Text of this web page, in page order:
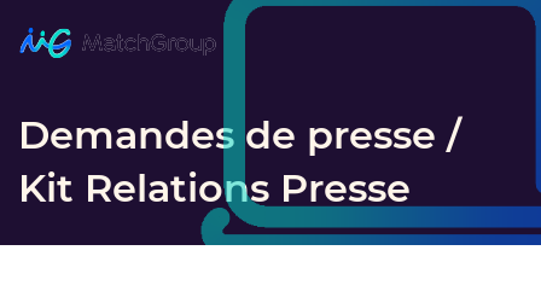
Demandes de presse /
Kit Relations Presse